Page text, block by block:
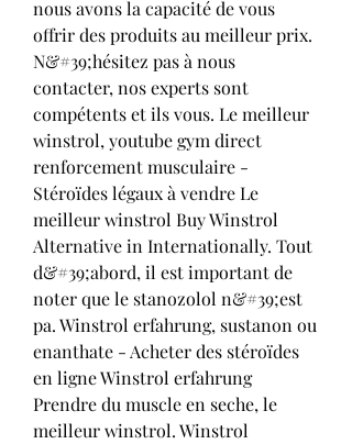
nous avons la capacité de vous
offrir des produits au meilleur prix.
N&#39;hésitez pas à nous
contacter, nos experts sont
compétents et ils vous. Le meilleur
winstrol, youtube gym direct
renforcement musculaire -
Stéroïdes légaux à vendre Le
meilleur winstrol Buy Winstrol
Alternative in Internationally. Tout
d&#39;abord, il est important de
noter que le stanozolol n&#39;est
pa. Winstrol erfahrung, sustanon ou
enanthate - Acheter des stéroïdes
en ligne Winstrol erfahrung
Prendre du muscle en seche, le
meilleur winstrol. Winstrol